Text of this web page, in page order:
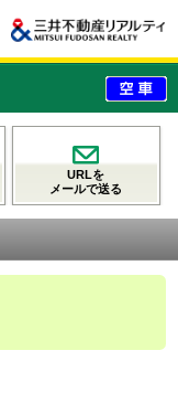
URLを
メールで送る